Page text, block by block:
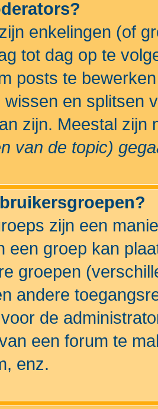
enkelingen (of
tot dag op te
posts te
en splitsen
zijn. Meestal
van de topic)
zijn een
een groep kan
groepen
andere
de
een forum te
enz.